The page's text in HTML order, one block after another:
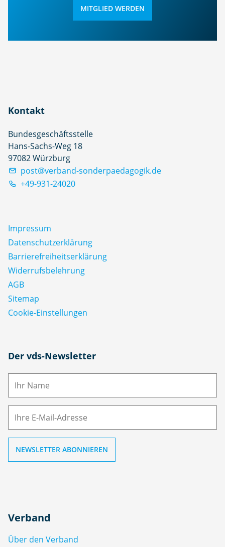
MITGLIED WERDEN
Kontakt
Bundesgeschäftsstelle
Hans-Sachs-Weg 18
97082 Würzburg
post@verband-sonderpaedagogik.de
+49-931-24020
Impressum
Datenschutz­erklärung
Barrierefreiheitserklärung
Widerrufsbelehrung
AGB
Sitemap
Cookie-Einstellungen
Der vds-Newsletter
N
M
Verband
Über den Verband